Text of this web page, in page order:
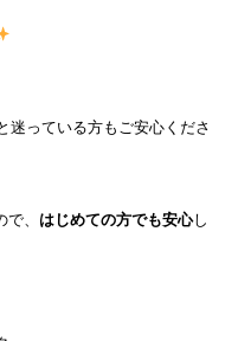
迷っている方もご安心くださ
、 はじめての方でも安心し